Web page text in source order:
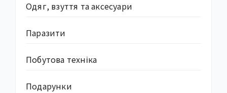
Одяг, взуття та аксесуари
Паразити
Побутова техніка
Подарунки